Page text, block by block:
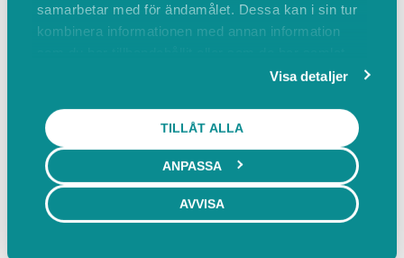
samarbetar med för ändamålet. Dessa kan i sin tur
kombinera informationen med annan information
Visa detaljer
TILLÅT ALLA
ANPASSA
AVVISA
HITTA HIT
VÅRT TEAM
P
Pon Lindh
Jag är utbildad medicinsk
thailändsk massör från Thailand.